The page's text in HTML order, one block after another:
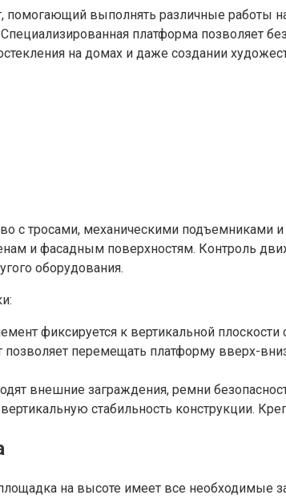
помогающий выполнять различные работы
платформа позволяет
на домах и даже создании
с тросами, механическими подъемниками
и фасадным поверхностям. Контроль
оборудования.
фиксируется к вертикальной
перемещать платформу вверх-
внешние заграждения, ремни
стабильность конструкции.
на высоте имеет все